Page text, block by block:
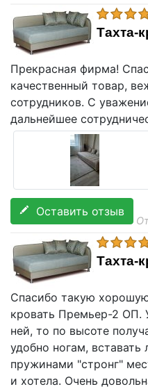
Тахта-
Прекрасная фирма!
качественный товар,
сотрудников. С
дальнейшее
Оставить отзыв
Тахта-
Спасибо такую
кровать Премьер-2 ОП.
ней, то по высоте
удобно ногам, вставать
пружинами "стронг"
и хотела. Очень